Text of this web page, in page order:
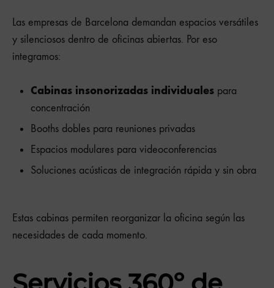
Las empresas de Barcelona demandan espacios versátiles
y silenciosos dentro de oficinas abiertas. Por eso
integramos:
Cabinas insonorizadas individuales para
concentración
Booths dobles para reuniones privadas
Espacios modulares para videoconferencias
Soluciones acústicas de integración rápida y sin obra
Estas cabinas permiten reorganizar la oficina según las
necesidades de cada momento.